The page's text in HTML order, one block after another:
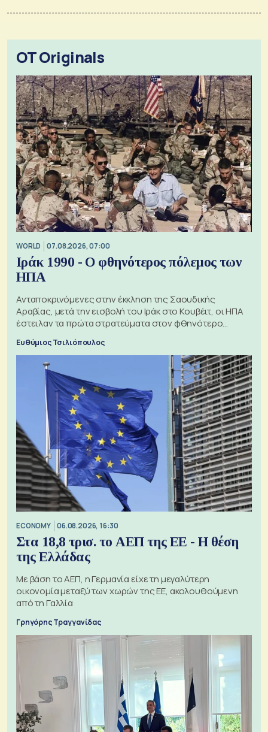
OT Originals
WORLD 07.08.2026, 07:00
Ιράκ 1990 - Ο φθηνότερος πόλεμος των
ΗΠΑ
Ανταποκρινόμενες στην έκκληση της Σαουδικής
Αραβίας, μετά την εισβολή του Ιράκ στο Κουβέιτ, οι ΗΠΑ
έστειλαν τα πρώτα στρατεύματα στον φθηνότερο
Ευθύμιος Τσιλιόπουλος
ECONOMY 06.08.2026, 16:30
Στα 18,8 τρισ. το ΑΕΠ της ΕΕ - Η θέση
της Ελλάδας
Με βάση το ΑΕΠ, η Γερμανία είχε τη μεγαλύτερη
οικονομία μεταξύ των χωρών της ΕΕ, ακολουθούμενη
από τη Γαλλία
Γρηγόρης Τραγγανίδας